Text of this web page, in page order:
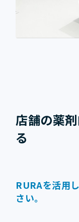
店舗の薬
る
RURAを活用
さい。